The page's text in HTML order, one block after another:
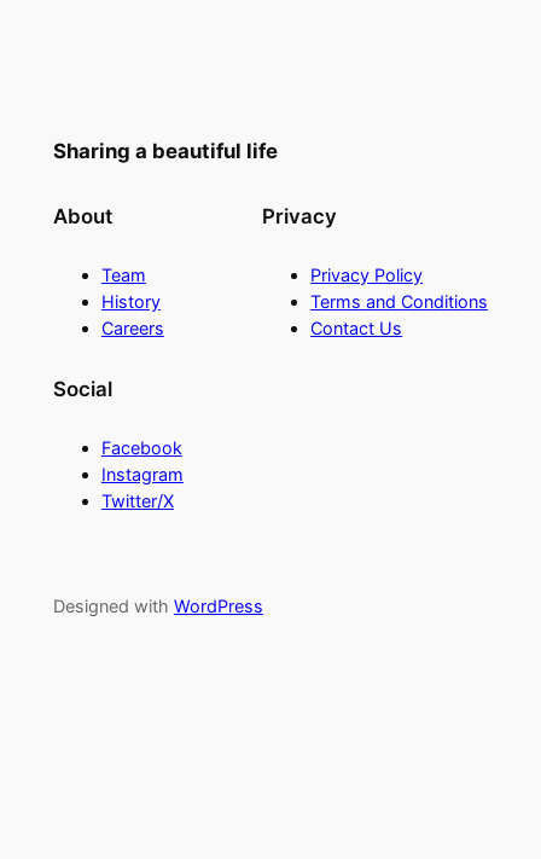
Sharing a beautiful life
About
Team
History
Careers
Privacy
Privacy Policy
Terms and Conditions
Contact Us
Social
Facebook
Instagram
Twitter/X
Designed with WordPress